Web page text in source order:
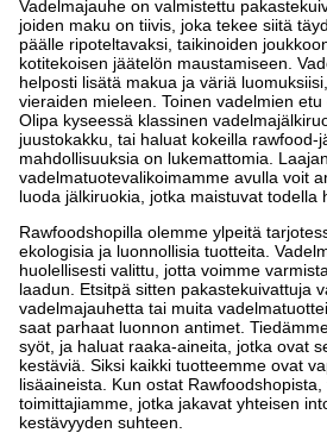
Vadelmajauhe on valmistettu
joiden maku on tiivis, joka tekee siitä
päälle ripoteltavaksi, taikinoiden
kotitekoisen jäätelön maustamiseen.
helposti lisätä makua ja väriä
vieraiden mieleen. Toinen vadelmien
Olipa kyseessä klassinen
juustokakku, tai haluat kokeilla rawfood-
mahdollisuuksia on lukemattomia. Laajan
vadelmatuotevalikoimamme avulla voit
luoda jälkiruokia, jotka maistuvat todella
Rawfoodshopilla olemme ylpeitä
ekologisia ja luonnollisia tuotteita.
huolellisesti valittu, jotta voimme
laadun. Etsitpä sitten pakastekuivattuja
vadelmajauhetta tai muita
saat parhaat luonnon antimet.
syöt, ja haluat raaka-aineita, jotka ovat
kestäviä. Siksi kaikki tuotteemme ovat
lisäaineista. Kun ostat
toimittajiamme, jotka jakavat yhteisen
kestävyyden suhteen.